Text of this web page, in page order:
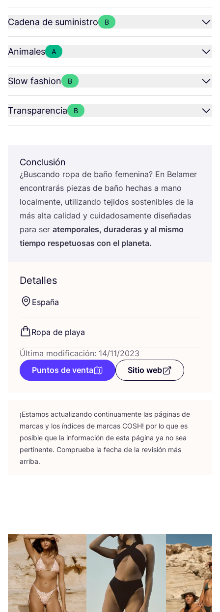
Cadena de suministro B
Animales A
Slow fashion B
Transparencia B
Conclusión
¿Bus­can­do ropa de baño feme­ni­na? En Bela­mer
encon­tra­rás pie­zas de baño hechas a mano
local­men­te, uti­li­zan­do teji­dos sos­te­ni­bles de la
más alta cali­dad y cui­da­do­sa­men­te dise­ña­das
para ser atem­po­ra­les, dura­de­ras y al mis­mo
tiem­po res­pe­tuo­sas con el planeta.
Detalles
Espa­ña
Ropa de playa
Última modificación: 14/11/2023
Puntos de venta
Sitio web
¡Esta­mos actua­li­zan­do con­ti­nua­men­te las pági­nas de
mar­cas y los índi­ces de mar­cas COSH! por lo que es
posi­ble que la infor­ma­ción de esta pági­na ya no sea
per­ti­nen­te. Com­prue­be la fecha de la revi­sión más
arriba.